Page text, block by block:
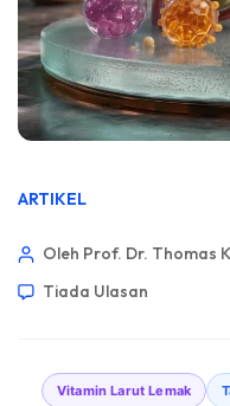
ARTIKEL
Oleh Prof. Dr. Thomas
Tiada Ulasan
Vitamin Larut Lemak